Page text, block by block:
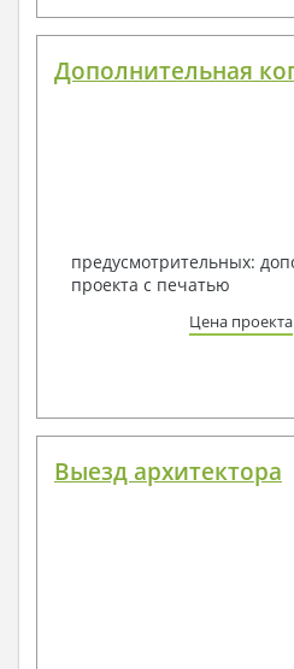
Дополнительная
предусмотрительных:
проекта с печатью
Цена проекта
Выезд архитектора